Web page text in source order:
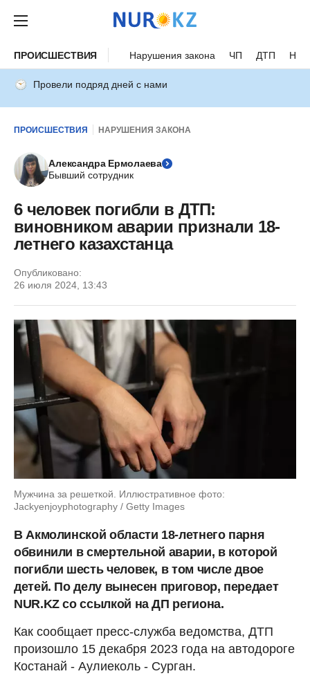
ПРОИСШЕСТВИЯ Нарушения закона ЧП ДТП
Провели подряд дней с нами
ПРОИСШЕСТВИЯ НАРУШЕНИЯ ЗАКОНА
Александра Ермолаева
Бывший сотрудник
6 человек погибли в ДТП:
виновником аварии признали 18-
летнего казахстанца
Опубликовано:
26 июля 2024, 13:43
Мужчина за решеткой. Иллюстративное фото:
Jackyenjoyphotography / Getty Images
В Акмолинской области 18-летнего парня
обвинили в смертельной аварии, в которой
погибли шесть человек, в том числе двое
детей. По делу вынесен приговор, передает
NUR.KZ со ссылкой на ДП региона.
Как сообщает пресс-служба ведомства, ДТП
произошло 15 декабря 2023 года на автодороге
Костанай - Аулиеколь - Сурган.